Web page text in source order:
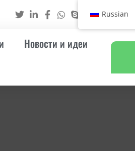
Новости и идеи
Russian